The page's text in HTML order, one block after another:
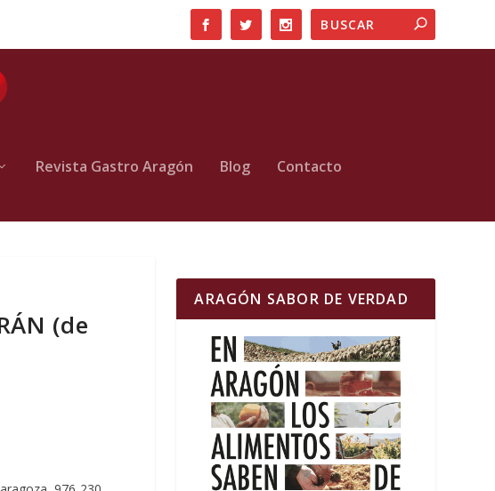
Revista Gastro Aragón Blog Contacto
(de
ARAGÓN SABOR DE VERDAD